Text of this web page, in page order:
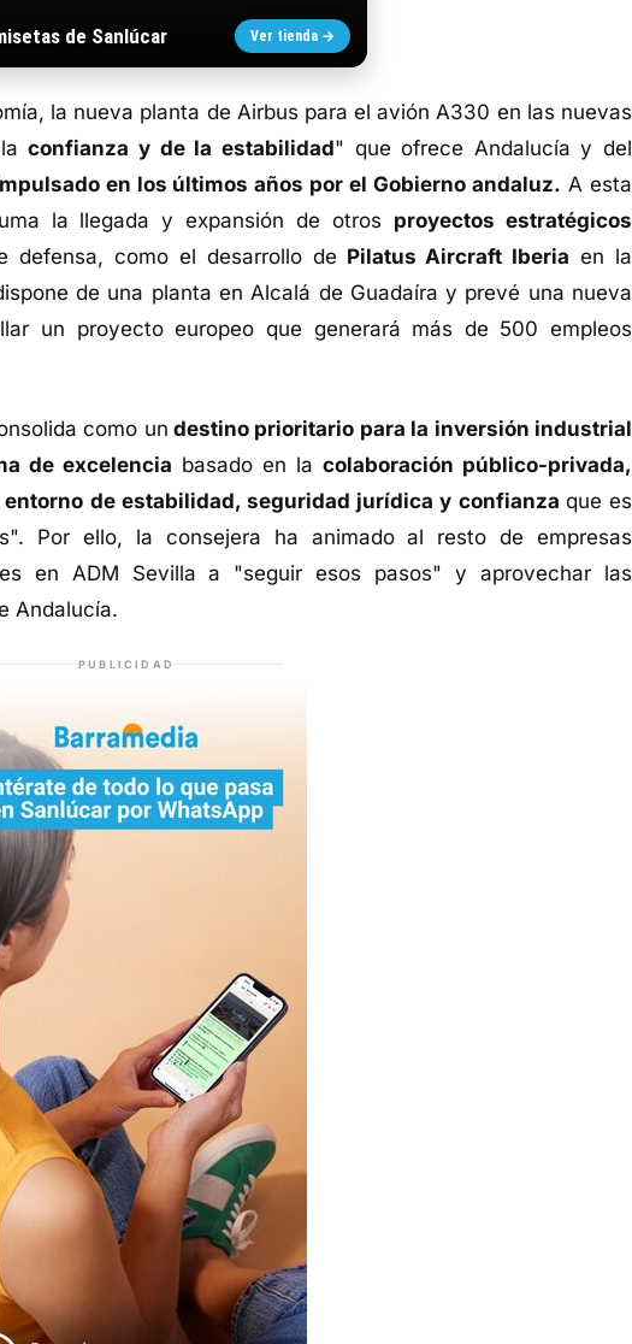
de Sanlúcar Ver tienda →
la nueva planta de Airbus para el avión A330 en las nuevas
confianza y de la estabilidad" que ofrece Andalucía y del
en los últimos años por el Gobierno andaluz. A esta
la llegada y expansión de otros proyectos estratégicos
defensa, como el desarrollo de Pilatus Aircraft Iberia en la
de una planta en Alcalá de Guadaíra y prevé una nueva
un proyecto europeo que generará más de 500 empleos
como un destino prioritario para la inversión industrial
de excelencia basado en la colaboración público-privada,
de estabilidad, seguridad jurídica y confianza que es
Por ello, la consejera ha animado al resto de empresas
en ADM Sevilla a "seguir esos pasos" y aprovechar las
Andalucía.
PUBLICIDAD